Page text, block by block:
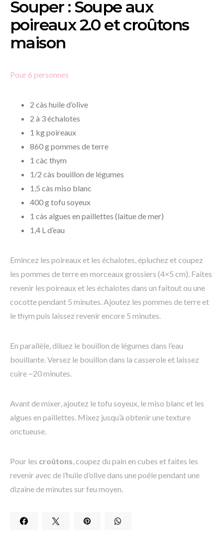
Souper : Soupe aux
poireaux 2.0 et croûtons
maison
Pour 6 personnes
2 càs huile d’olive
2 à 3 échalotes
1 kg poireaux
860 g pommes de terre
1 càc thym
1/2 càs bouillon de légumes
1,5 càs miso blanc
400 g tofu soyeux
1 càs algues en paillettes (laitue de mer)
1,4 L d’eau
Emincez les poireaux et les échalotes, épluchez et coupez
les pommes de terre en morceaux grossiers (4×5 cm). Faites
revenir les poireaux et les échalotes dans un faitout ou une
cocotte pendant 5 minutes. Ajoutez les pommes de terre et
le thym puis laissez revenir encore 5 minutes.
En parallèle, diluez le bouillon de légumes dans l’eau
bouillante. Versez le bouillon dans la casserole et laissez
cuire ~20 minutes.
Avant de mixer, ajoutez le tofu soyeux, le miso blanc et les
algues en paillettes. Mixez jusqu’à obtenir une texture
onctueuse.
Pour les croûtons, coupez du pain en cubes et faites les
revenir avec de l’huile d’olive dans une poêle pendant une
dizaine de minutes sur feu moyen.